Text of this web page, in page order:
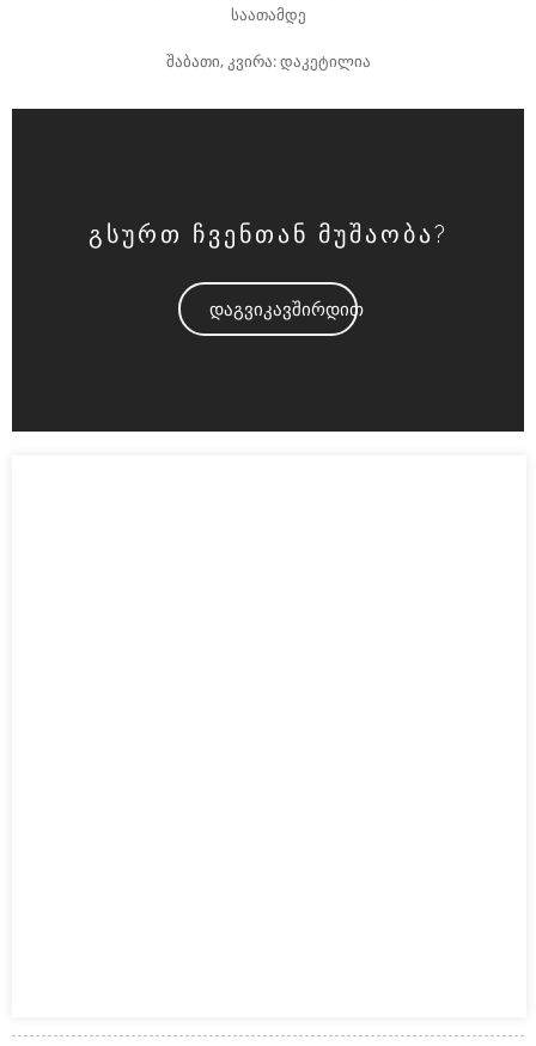
საათამდე
შაბათი, კვირა: დაკეტილია
გსურთ ჩვენთან მუშაობა?
დაგვიკავშირდით